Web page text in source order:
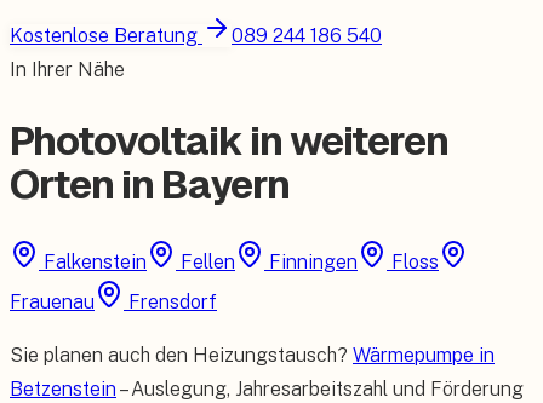
Kostenlose Beratung
089 244 186 540
In Ihrer Nähe
Photovoltaik in weiteren
Orten in Bayern
Falkenstein Fellen Finningen
Floss
Frauenau
Frensdorf
Sie planen auch den Heizungstausch? Wärmepumpe in
Betzenstein – Auslegung, Jahresarbeitszahl und Förderung